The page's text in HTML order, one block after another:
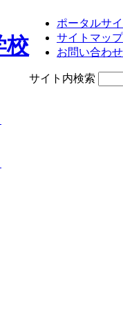
ポータルサ
サイトマップ
お問い合わせ
サイト内検索